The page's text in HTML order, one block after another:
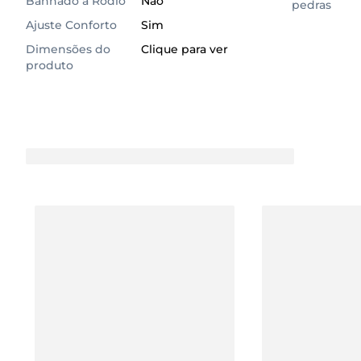
Ajuste Conforto
Sim
Dimensões do
produto
Clique para ver
pedras